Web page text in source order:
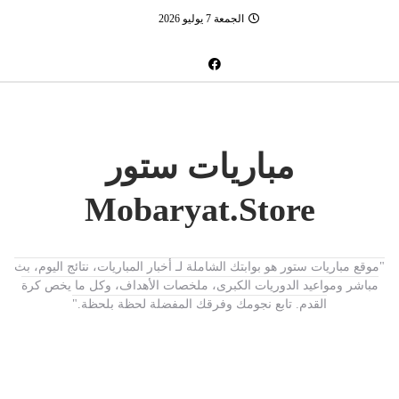
الجمعة 7 يوليو 2026
مباريات ستور
Mobaryat.Store
"موقع مباريات ستور هو بوابتك الشاملة لـ أخبار المباريات، نتائج اليوم، بث
مباشر ومواعيد الدوريات الكبرى، ملخصات الأهداف، وكل ما يخص كرة
القدم. تابع نجومك وفرقك المفضلة لحظة بلحظة."